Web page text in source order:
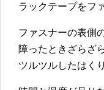
ラックテープをフ
ファスナーの表側
障ったときざらざ
ツルツルしたはく